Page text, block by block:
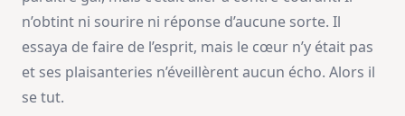
n’obtint ni sourire ni réponse d’aucune sorte. Il
essaya de faire de l’esprit, mais le cœur n’y était pas
et ses plaisanteries n’éveillèrent aucun écho. Alors il
se tut.